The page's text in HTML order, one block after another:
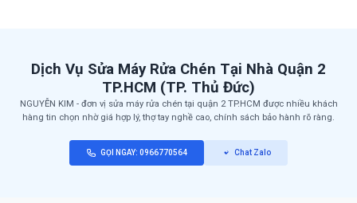
Dịch Vụ Sửa Máy Rửa Chén Tại Nhà Quận 2
TP.HCM (TP. Thủ Đức)
NGUYỄN KIM - đơn vị sửa máy rửa chén tại quận 2 TP.HCM được nhiều khách
hàng tin chọn nhờ giá hợp lý, thợ tay nghề cao, chính sách bảo hành rõ ràng.
GỌI NGAY: 0966770564 Chat Zalo